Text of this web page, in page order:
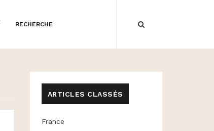
RECHERCHE
ARTICLES CLASSÉS
France